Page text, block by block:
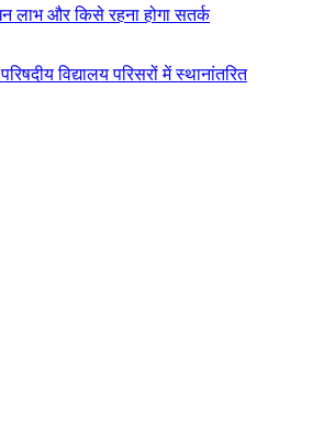
लाभ और किसे रहना होगा सतर्क
विद्यालय परिसरों में स्थानांतरित